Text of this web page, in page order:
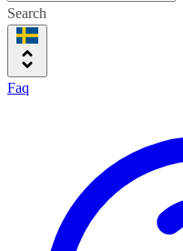
Search
Faq